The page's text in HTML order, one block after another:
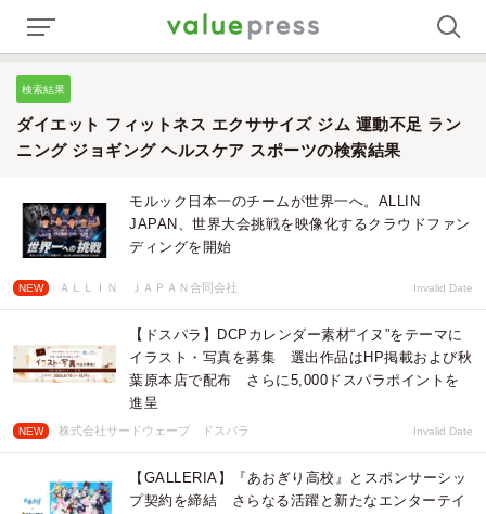
検索結果
ダイエット フィットネス エクササイズ ジム 運動不足 ラン
ニング ジョギング ヘルスケア スポーツの検索結果
モルック日本一のチームが世界一へ。ALLIN
JAPAN、世界大会挑戦を映像化するクラウドファン
ディングを開始
NEW ＡＬＬＩＮ ＪＡＰＡＮ合同会社 Invalid Date
【ドスパラ】DCPカレンダー素材“イヌ”をテーマに
イラスト・写真を募集 選出作品はHP掲載および秋
葉原本店で配布 さらに5,000ドスパラポイントを
進呈
NEW 株式会社サードウェーブ ドスパラ Invalid Date
【GALLERIA】『あおぎり高校』とスポンサーシッ
プ契約を締結 さらなる活躍と新たなエンターテイ